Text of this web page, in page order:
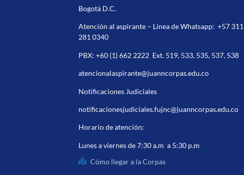
Bogotá D.C.
Atención al aspirante – Línea de Whatsapp:+57 311
281 0340
PBX:+60 (1) 662 2222 Ext. 519, 533, 535, 537, 538
atencionalaspirante@juanncorpas.edu.co
Notificaciones Judiciales
notificacionesjudiciales.fujnc@juanncorpas.edu.co
Horario de atención:
Lunes a viernes de 7:30 a.m a 5:30 p.m
Cómo llegar a la Corpas